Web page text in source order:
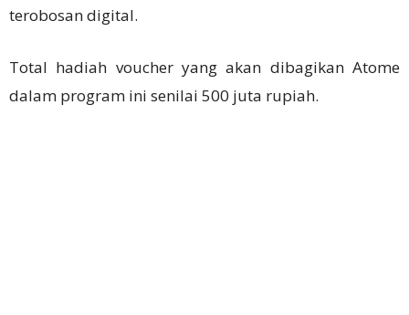
terobosan digital.
Total hadiah voucher yang akan dibagikan Atome
dalam program ini senilai 500 juta rupiah.